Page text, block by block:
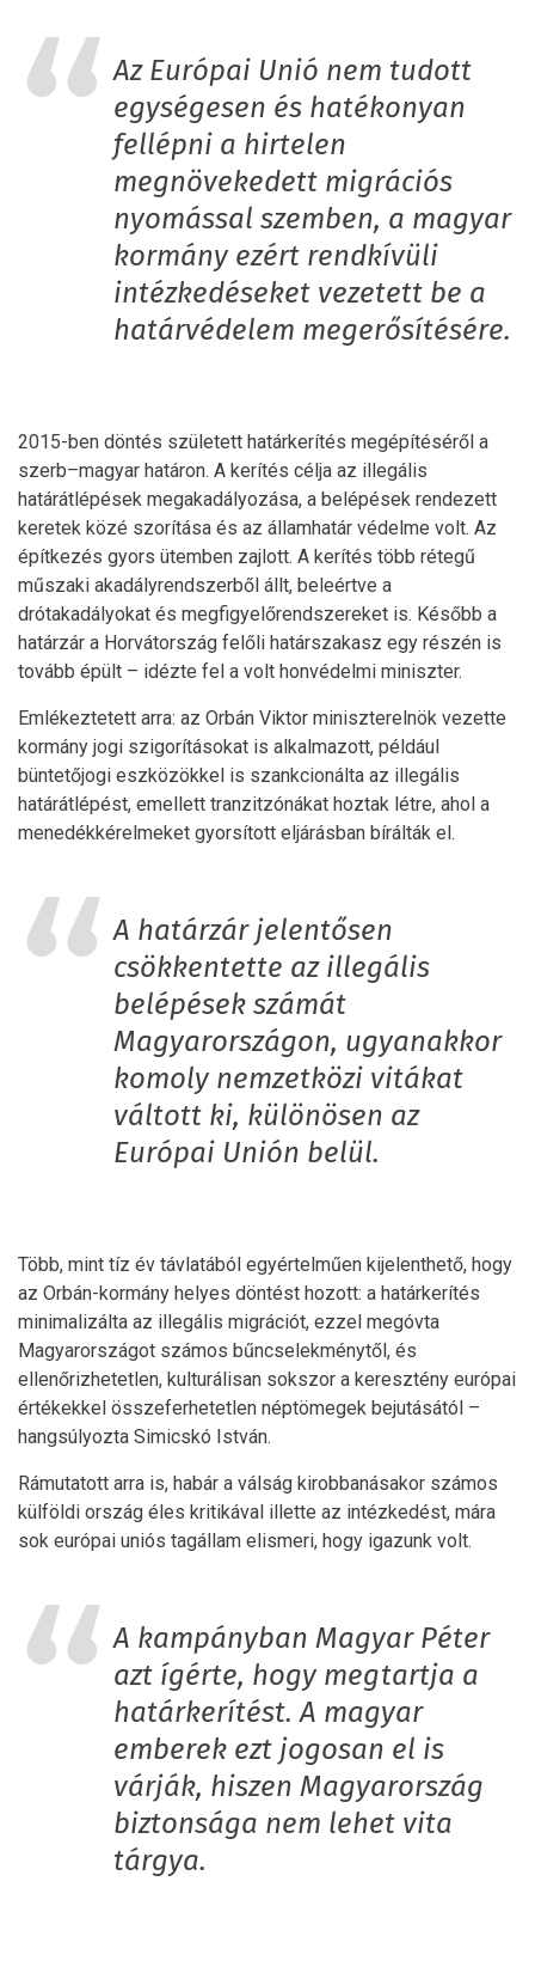
Az Európai Unió nem tudott
egységesen és hatékonyan
fellépni a hirtelen
megnövekedett migrációs
nyomással szemben, a magyar
kormány ezért rendkívüli
intézkedéseket vezetett be a
határvédelem megerősítésére.
2015-ben döntés született határkerítés megépítéséről a
szerb–magyar határon. A kerítés célja az illegális
határátlépések megakadályozása, a belépések rendezett
keretek közé szorítása és az államhatár védelme volt. Az
építkezés gyors ütemben zajlott. A kerítés több rétegű
műszaki akadályrendszerből állt, beleértve a
drótakadályokat és megfigyelőrendszereket is. Később a
határzár a Horvátország felőli határszakasz egy részén is
tovább épült – idézte fel a volt honvédelmi miniszter.
Emlékeztetett arra: az Orbán Viktor miniszterelnök vezette
kormány jogi szigorításokat is alkalmazott, például
büntetőjogi eszközökkel is szankcionálta az illegális
határátlépést, emellett tranzitzónákat hoztak létre, ahol a
menedékkérelmeket gyorsított eljárásban bírálták el.
A határzár jelentősen
csökkentette az illegális
belépések számát
Magyarországon, ugyanakkor
komoly nemzetközi vitákat
váltott ki, különösen az
Európai Unión belül.
Több, mint tíz év távlatából egyértelműen kijelenthető, hogy
az Orbán-kormány helyes döntést hozott: a határkerítés
minimalizálta az illegális migrációt, ezzel megóvta
Magyarországot számos bűncselekménytől, és
ellenőrizhetetlen, kulturálisan sokszor a keresztény európai
értékekkel összeferhetetlen néptömegek bejutásától –
hangsúlyozta Simicskó István.
Rámutatott arra is, habár a válság kirobbanásakor számos
külföldi ország éles kritikával illette az intézkedést, mára
sok európai uniós tagállam elismeri, hogy igazunk volt.
A kampányban Magyar Péter
azt ígérte, hogy megtartja a
határkerítést. A magyar
emberek ezt jogosan el is
várják, hiszen Magyarország
biztonsága nem lehet vita
tárgya.